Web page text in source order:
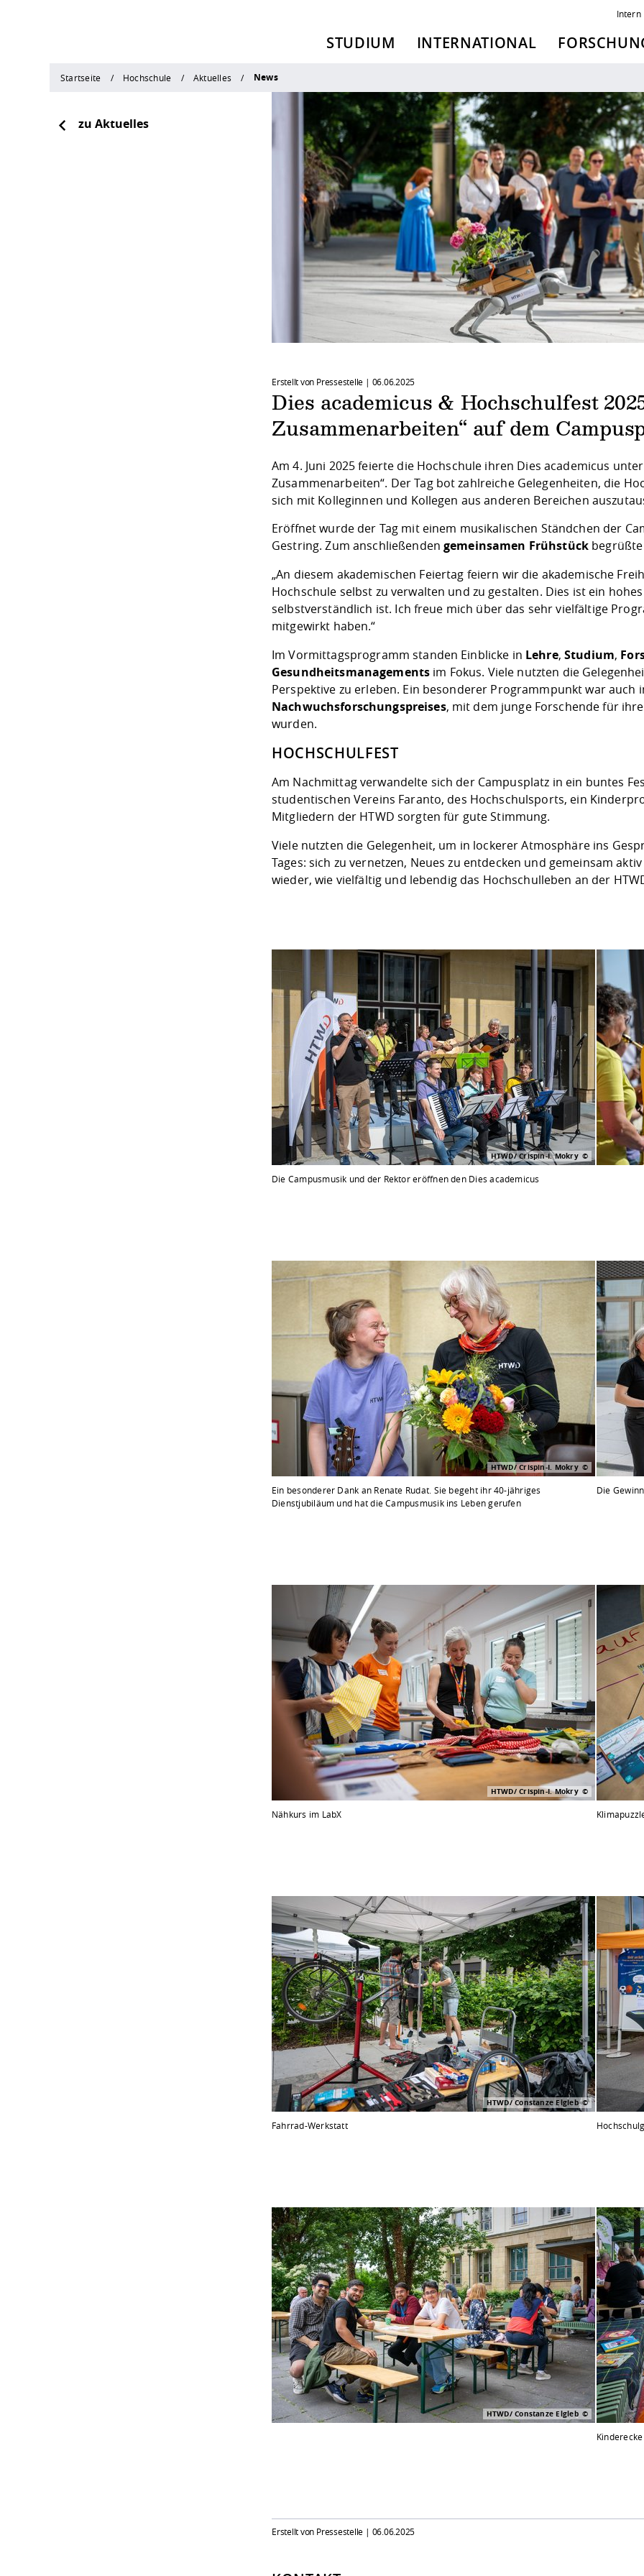
Intern
STUDIUM INTERNATIONAL
Startseite Hochschule Aktuelles News
zu Aktuelles
Erstellt von Pressestelle | 06.06.2025
Dies academicus & Hochschulfest
Zusammenarbeiten“ auf dem
Am 4. Juni 2025 feierte die Hochschule ihren Dies academicus
Zusammenarbeiten“. Der Tag bot zahlreiche Gelegenheiten, die
sich mit Kolleginnen und Kollegen aus anderen Bereichen
Eröffnet wurde der Tag mit einem musikalischen Ständchen der
Gestring. Zum anschließendengemeinsamen Frühstück
„An diesem akademischen Feiertag feiern wir die akademische
Hochschule selbst zu verwalten und zu gestalten. Dies ist ein
selbstverständlich ist. Ich freue mich über das sehr vielfältige
mitgewirkt haben.“
Im Vormittagsprogramm standen Einblicke in Lehre,Studium,
Gesundheitsmanagements im Fokus. Viele nutzten die
Perspektive zu erleben. Ein besonderer Programmpunkt war auch
Nachwuchsforschungspreises, mit dem junge Forschende für
wurden.
HOCHSCHULFEST
Am Nachmittag verwandelte sich der Campusplatz in ein buntes
studentischen Vereins Faranto, des Hochschulsports, ein
Mitgliedern der HTWD sorgten für gute Stimmung.
Viele nutzten die Gelegenheit, um in lockerer Atmosphäre ins
Tages: sich zu vernetzen, Neues zu entdecken und gemeinsam
wieder, wie vielfältig und lebendig das Hochschulleben an der
HTWD/ Crispin-I. Mokry
Die Campusmusik und der Rektor eröffnen den Dies academicus
HTWD/ Crispin-I. Mokry
Ein besonderer Dank an Renate Rudat. Sie begeht ihr 40-jähriges
Dienstjubiläum und hat die Campusmusik ins Leben gerufen
Die
HTWD/ Crispin-I. Mokry
Nähkurs im LabX
HTWD/ Constanze Elgleb
Fahrrad-Werkstatt
HTWD/ Constanze Elgleb
Kinderecke
Erstellt von Pressestelle | 06.06.2025